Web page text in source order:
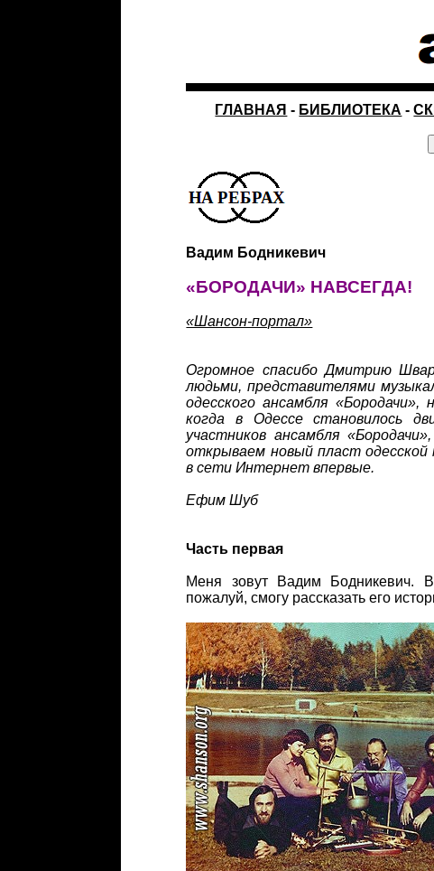
ГЛАВНАЯ - БИБЛИОТЕКА -
Вадим Бодникевич
«БОРОДАЧИ» НАВСЕГДА!
«Шансон-портал»
Огромное спасибо Дмитрию
людьми, представителями
одесского ансамбля
когда в Одессе становилось
участников ансамбля
открываем новый пласт одесской
в сети Интернет впервые.
Ефим Шуб
Часть первая
Меня зовут Вадим Бодникевич.
пожалуй, смогу рассказать его